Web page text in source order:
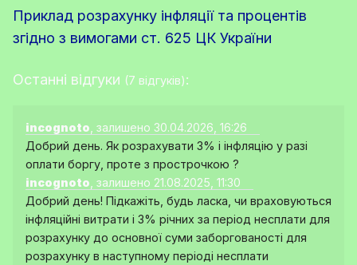
Приклад розрахунку інфляції та процентів
згідно з вимогами ст. 625 ЦК України
Останні відгуки (7 відгуків):
incognoto , залишено 30.04.2026, 16:26
Добрий день. Як розрахувати 3% і інфляцію у разі
оплати боргу, проте з прострочкою ?
incognoto , залишено 21.08.2025, 11:30
Добрий день! Підкажіть, будь ласка, чи враховуються
інфляційні витрати і 3% річних за період несплати для
розрахунку до основної суми заборгованості для
розрахунку в наступному періоді несплати